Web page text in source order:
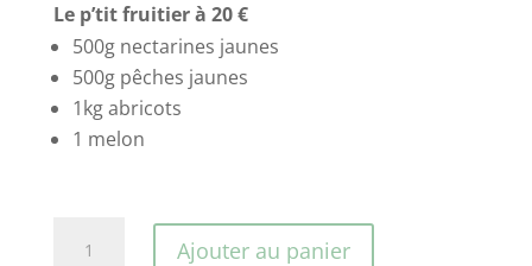
Le p’tit fruitier à 20 €
500g nectarines jaunes
500g pêches jaunes
1kg abricots
1 melon
Ajouter au panier